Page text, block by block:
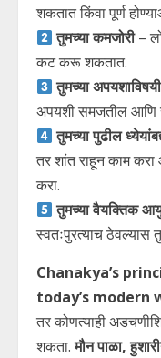
शकतात किंवा पूर्ण
तुमच्या कमजोरी–
कट करू शकतात.
तुमच्या
अपयशी समजतील आणि
तुमच्या पुढील
तर शांत राहून काम
करा.
तुमच्या वैयक्तिक
स्वतःपुरत्याच ठेवल्यास
Chanakya’s
today’s modern
तर कोणत्याही
शकता.मौन पाळा,